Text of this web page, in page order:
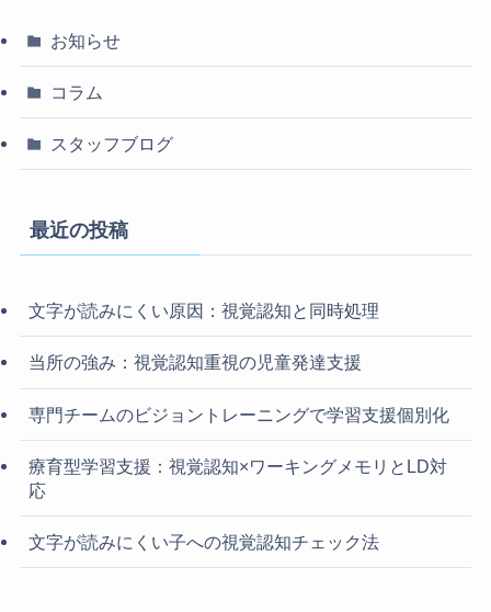
お知らせ
コラム
スタッフブログ
最近の投稿
文字が読みにくい原因：視覚認知と同時処理
当所の強み：視覚認知重視の児童発達支援
専門チームのビジョントレーニングで学習支援個別化
療育型学習支援：視覚認知×ワーキングメモリとLD対
応
文字が読みにくい子への視覚認知チェック法